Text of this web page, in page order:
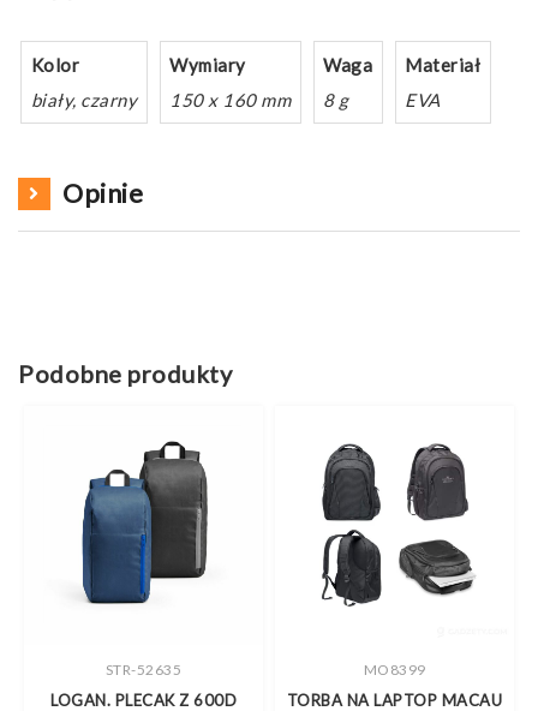
Kolor
biały, czarny
Wymiary
150 x 160 mm
Waga
8 g
Materiał
EVA
Opinie
Podobne produkty
STR-52635
LOGAN. PLECAK Z 600D
MO8399
TORBA NA LAPTOP MACAU